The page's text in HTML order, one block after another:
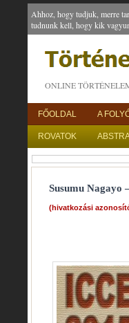
Ahhoz, hogy tudjuk, merre
tudnunk kell, hogy kik
ONLINE
FŐOLDAL A
ROVATOK
Susumu Nagayo
(hivatkozási